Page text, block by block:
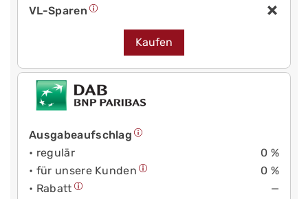
VL-Sparen
Kaufen
Ausgabeaufschlag
• regulär
0 %
• für unsere Kunden
0 %
• Rabatt
—